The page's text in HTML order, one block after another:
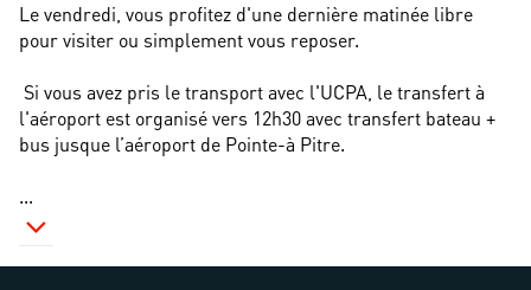
Le vendredi, vous profitez d'une dernière matinée libre
pour visiter ou simplement vous reposer.
l'aéroport est organisé vers 12h30 avec transfert bateau +
bus jusque l’aéroport de Pointe-à Pitre.
...